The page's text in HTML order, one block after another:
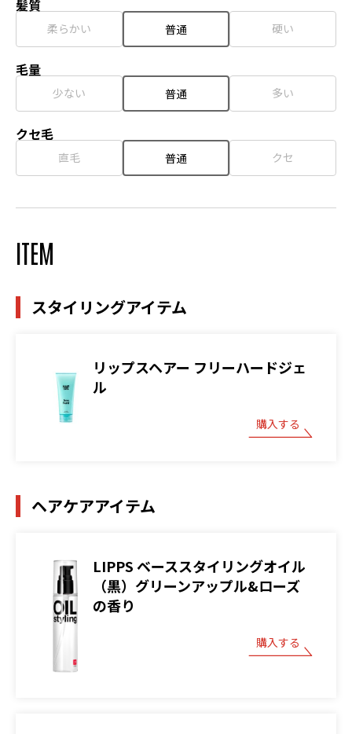
髪質
柔らかい 普通 硬い
毛量
少ない 普通 多い
クセ毛
直毛 普通 クセ
ITEM
スタイリングアイテム
リップスヘアー フリーハードジェ
ル
購入する
ヘアケアアイテム
LIPPS ベーススタイリングオイル
（黒）グリーンアップル&ローズ
の香り
購入する